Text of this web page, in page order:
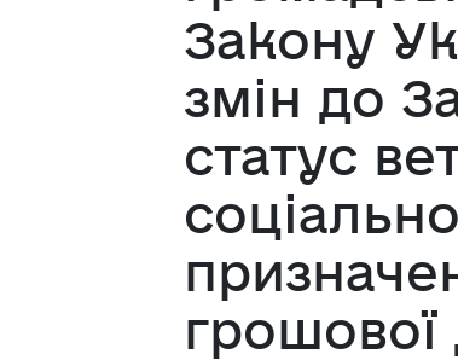
Закону
змін до
статус